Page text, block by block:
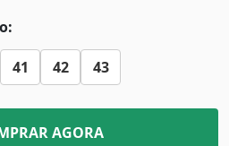
41 42 43
AGORA